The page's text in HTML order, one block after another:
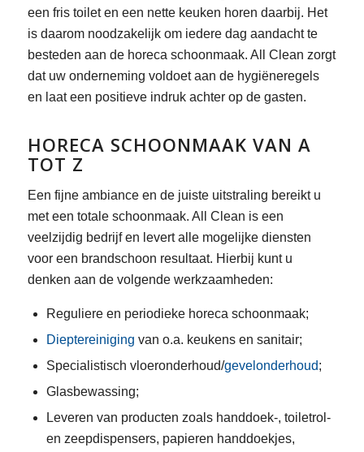
een fris toilet en een nette keuken horen daarbij. Het
is daarom noodzakelijk om iedere dag aandacht te
besteden aan de horeca schoonmaak. All Clean zorgt
dat uw onderneming voldoet aan de hygiëneregels
en laat een positieve indruk achter op de gasten.
HORECA SCHOONMAAK VAN A
TOT Z
Een fijne ambiance en de juiste uitstraling bereikt u
met een totale schoonmaak. All Clean is een
veelzijdig bedrijf en levert alle mogelijke diensten
voor een brandschoon resultaat. Hierbij kunt u
denken aan de volgende werkzaamheden:
Reguliere en periodieke horeca schoonmaak;
Dieptereiniging van o.a. keukens en sanitair;
Specialistisch vloeronderhoud/gevelonderhoud;
Glasbewassing;
Leveren van producten zoals handdoek-, toiletrol-
en zeepdispensers, papieren handdoekjes,